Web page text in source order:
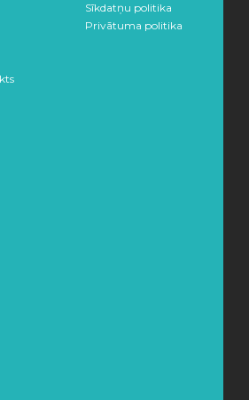
Sīkdatņu politika
Privātuma politika